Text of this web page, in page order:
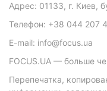
Адрес: 01133, г. Киев,
Телефон: +38 044 207
E-mail: info@focus.ua
FOCUS.UA — больше
Перепечатка,